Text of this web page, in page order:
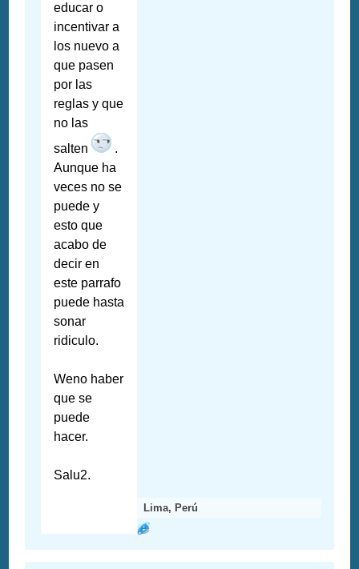
educar o
incentivar a
los nuevo a
que pasen
por las
reglas y que
no las
salten
.
Aunque ha
veces no se
puede y
esto que
acabo de
decir en
este parrafo
puede hasta
sonar
ridiculo.
Weno haber
que se
puede
hacer.
Salu2.
Lima, Perú